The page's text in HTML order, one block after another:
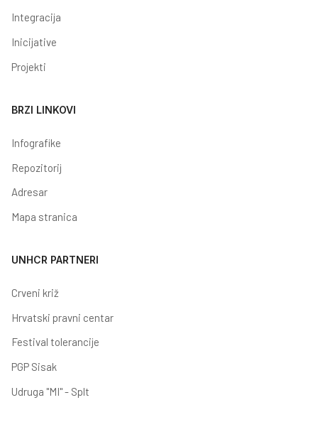
Integracija
Inicijative
Projekti
BRZI LINKOVI
Infografike
Repozitorij
Adresar
Mapa stranica
UNHCR PARTNERI
Crveni križ
Hrvatski pravni centar
Festival tolerancije
PGP Sisak
Udruga "MI" - Splt